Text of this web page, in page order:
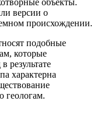
версии о
происхождении.
подобные
которые
результате
характерна
геологам.